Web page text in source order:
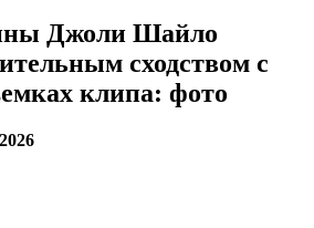
Джоли Шайло
сходством с
клипа: фото